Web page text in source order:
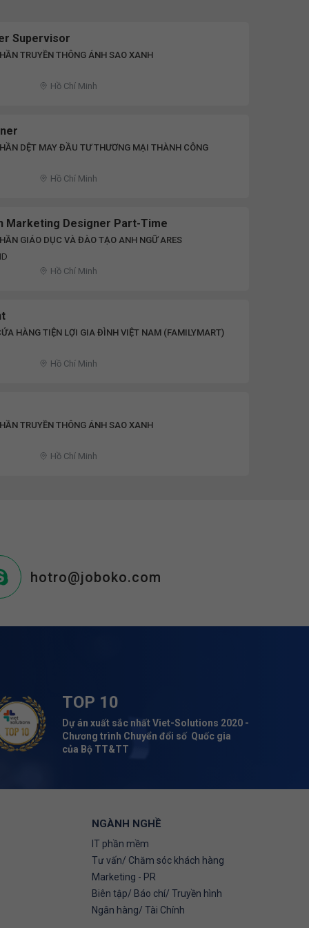
Supervisor
TRUYỀN THÔNG ÁNH SAO XANH
Hồ Chí Minh
DỆT MAY ĐẦU TƯ THƯƠNG MẠI THÀNH CÔNG
Hồ Chí Minh
Marketing Designer Part-Time
GIÁO DỤC VÀ ĐÀO TẠO ANH NGỮ ARES
Hồ Chí Minh
HÀNG TIỆN LỢI GIA ĐÌNH VIỆT NAM (FAMILYMART)
Hồ Chí Minh
TRUYỀN THÔNG ÁNH SAO XANH
Hồ Chí Minh
hotro@joboko.com
TOP 10
Dự án xuất sắc nhất Viet-Solutions 2020 -
Chương trình Chuyển đổi số Quốc gia
của Bộ TT&TT
NGÀNH NGHỀ
IT phần mềm
Tư vấn/ Chăm sóc khách hàng
Marketing - PR
Biên tập/ Báo chí/ Truyền hình
Ngân hàng/ Tài Chính